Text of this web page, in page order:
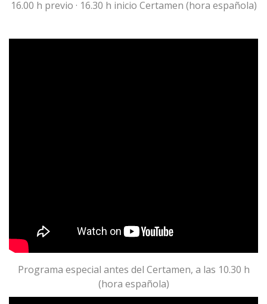
16.00 h previo · 16.30 h inicio Certamen (hora española)
Programa especial antes del Certamen, a las 10.30 h
(hora española)